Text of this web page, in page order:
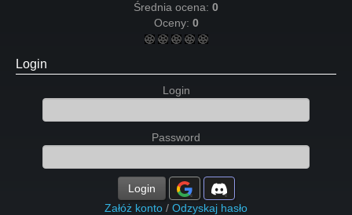
Średnia ocena: 0
Oceny: 0
Login
Login
Password
Login
Załóż konto / Odzyskaj hasło